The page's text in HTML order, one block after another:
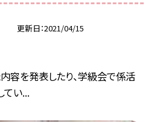
更新日 2021/04/15
容を発表したり、学級会で係活
てい...